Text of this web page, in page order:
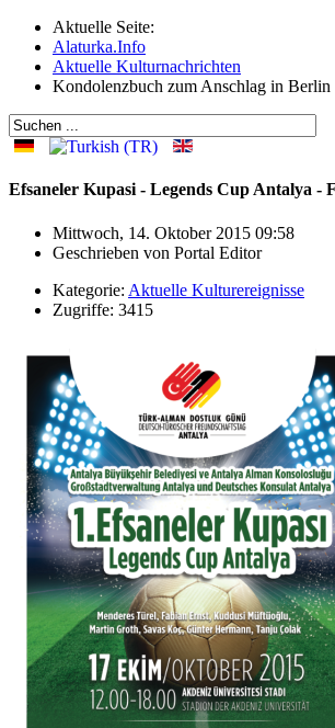
Aktuelle Seite:
Alaturka.Info
Aktuelle Kulturnachrichten
Kondolenzbuch zum Anschlag in Berlin
Efsaneler Kupasi - Legends Cup Antalya -
Mittwoch, 14. Oktober 2015 09:58
Geschrieben von Portal Editor
Kategorie: Aktuelle Kulturereignisse
Zugriffe: 3415